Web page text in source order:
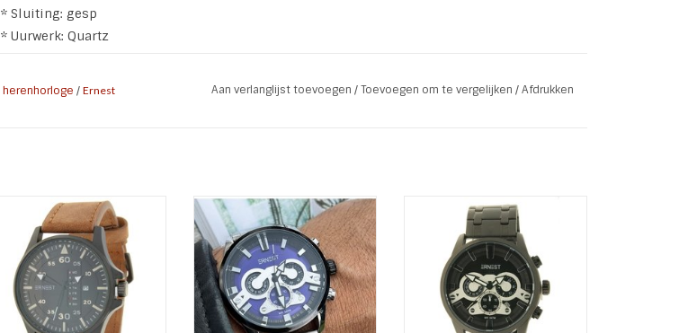
* Sluiting: gesp
* Uurwerk: Quartz
herenhorloge / Ernest Aan verlanglijst toevoegen /Toevoegen om te vergelijken /Afdrukken
Heren horloge Riley met een
camel kleurige leren band .
Stoer met klasse
TOEVOEGEN AAN WINKELWAGEN
Heren horloge Enrico Zilver
Blauw met stalen band.
TOEVOEGEN AAN WINKELWAGEN
Zwart heren horloge Enrico met
stalen band.
TOEVOEGEN AAN WINKELWAGEN